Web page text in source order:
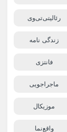
رئالیتی‌تی‌وی
زندگی نامه
فانتزی
ماجراجویی
موزیکال
واقع‌نما